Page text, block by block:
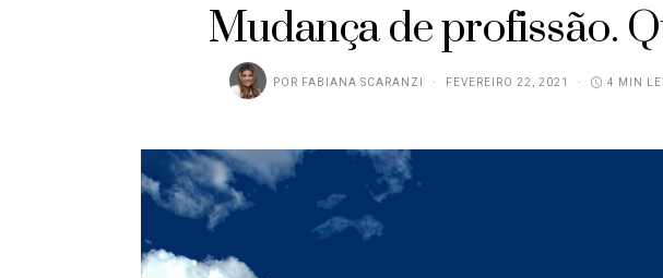
Mudança de profissão.
POR FABIANA SCARANZI FEVEREIRO 22, 2021 4 MIN